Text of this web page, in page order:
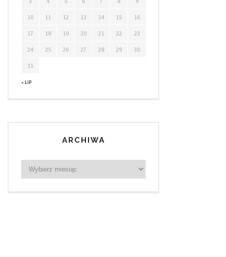
« LIP
10 11 12 13 14 15 16
17 18 19 20 21 22 23
24 25 26 27 28 29 30
31
ARCHIWA